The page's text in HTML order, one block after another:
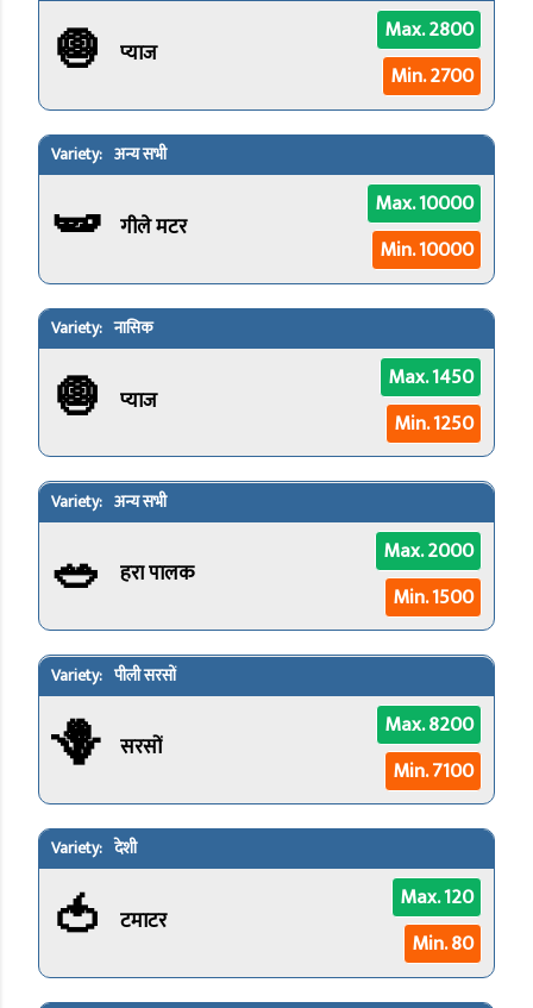
🧅 प्याज
Max. 2800
Min. 2700
अन्य सभी
🫛 गीले मटर
Max. 10000
Min. 10000
नासिक
🧅 प्याज
Max. 1450
Min. 1250
अन्य सभी
🥗 हरा पालक
Max. 2000
Min. 1500
पीली सरसों
🪻 सरसों
Max. 8200
Min. 7100
देशी
🍅 टमाटर
Max. 120
Min. 80